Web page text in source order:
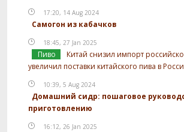
17:20, 14 Aug 2024
Самогон из кабачков
18:45, 27 Jan 2025
Пиво
Китай снизил импорт
увеличил поставки китайского пива в
10:39, 5 Aug 2024
Домашний сидр: пошаговое
приготовлению
16:12, 26 Jan 2025